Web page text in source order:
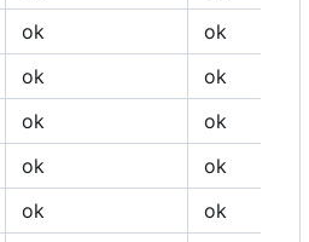
ok ok
ok ok
ok ok
ok ok
ok ok